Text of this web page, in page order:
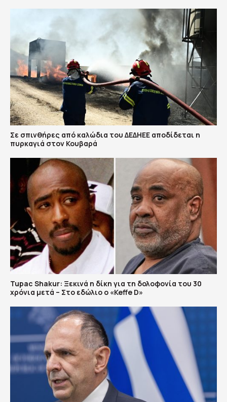
Σε σπινθήρες από καλώδια του ΔΕΔΗΕΕ αποδίδεται η
πυρκαγιά στον Κουβαρά
Tupac Shakur: Ξεκινά η δίκη για τη δολοφονία του 30
χρόνια μετά – Στο εδώλιο ο «Keffe D»